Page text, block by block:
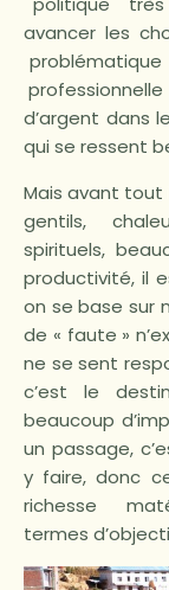
avancer les
professionnelle
d’argent dans
qui se ressent
Mais avant tout
gentils,
spirituels,
productivité, il
on se base sur
de « faute »
ne se sent
c’est le
beaucoup
un passage,
y faire, donc
richesse
termes